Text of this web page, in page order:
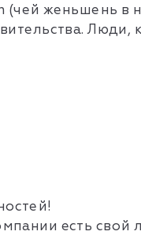
женьшень в
Люди,
есть свой